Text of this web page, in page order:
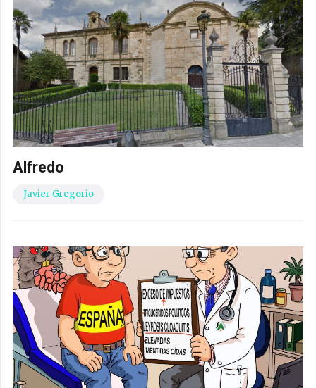
Alfredo
Javier Gregorio